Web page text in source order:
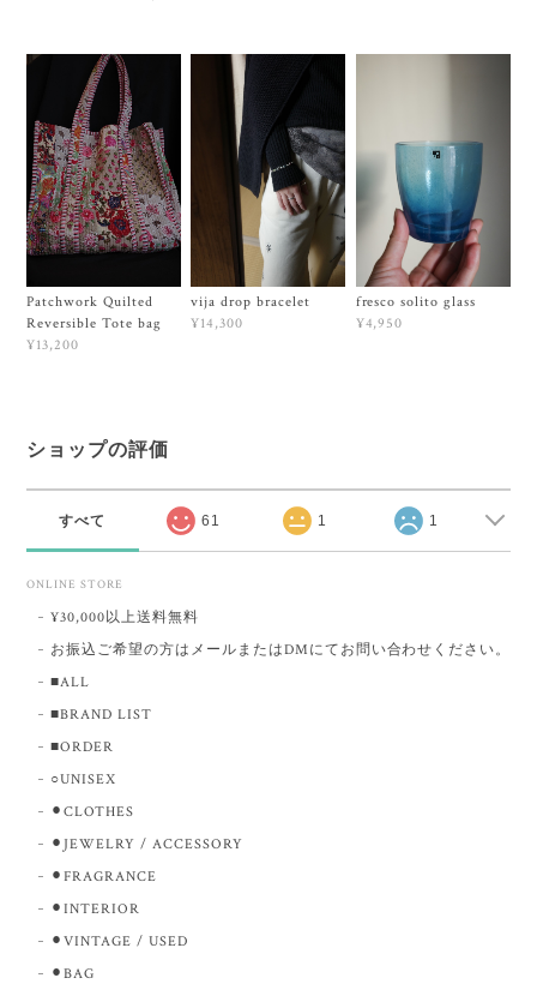
Patchwork Quilted
Reversible Tote bag
¥13,200
vija drop bracelet
¥14,300
fresco solito glass
¥4,950
ショップの評価
すべて 61 1 1
ONLINE STORE
¥30,000以上送料無料
お振込ご希望の方はメールまたはDMにてお問い合わせください。
■ALL
■BRAND LIST
■ORDER
○UNISEX
⚫︎CLOTHES
⚫︎JEWELRY / ACCESSORY
⚫︎FRAGRANCE
⚫︎INTERIOR
⚫︎VINTAGE / USED
⚫︎BAG